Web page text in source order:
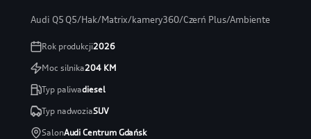
Audi Q5 Q5/Hak/Matrix/kamery360/Czerń Plus/Ambiente
Rok produkcji2026
Moc silnika204KM
Typ paliwadiesel
Typ nadwoziaSUV
SalonAudi Centrum Gdańsk